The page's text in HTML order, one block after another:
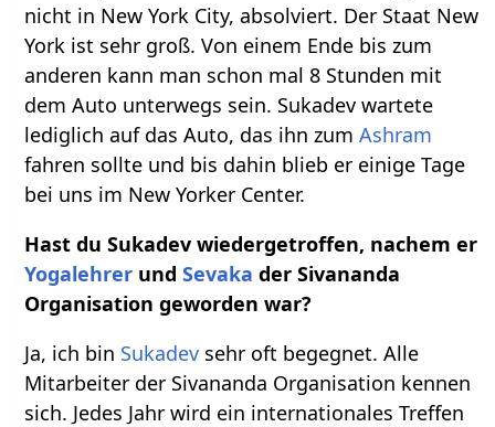
nicht in New York City, absolviert. Der Staat New
York ist sehr groß. Von einem Ende bis zum
anderen kann man schon mal 8 Stunden mit
dem Auto unterwegs sein. Sukadev wartete
lediglich auf das Auto, das ihn zumAshram
fahren sollte und bis dahin blieb er einige Tage
bei uns im New Yorker Center.
Hast du Sukadev wiedergetroffen, nachem er
Yogalehrer undSevaka der Sivananda
Organisation geworden war?
Ja, ich bin Sukadev sehr oft begegnet. Alle
Mitarbeiter der Sivananda Organisation kennen
sich. Jedes Jahr wird ein internationales Treffen